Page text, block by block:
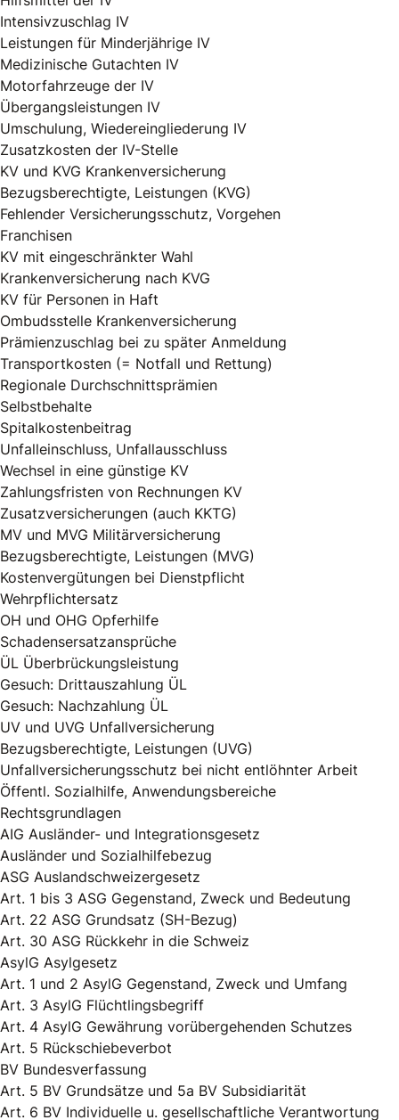
Intensivzuschlag IV
Leistungen für Minderjährige IV
Medizinische Gutachten IV
Motorfahrzeuge der IV
Übergangsleistungen IV
Umschulung, Wiedereingliederung IV
Zusatzkosten der IV-Stelle
KV und KVG Krankenversicherung
Bezugsberechtigte, Leistungen (KVG)
Fehlender Versicherungsschutz, Vorgehen
Franchisen
KV mit eingeschränkter Wahl
Krankenversicherung nach KVG
KV für Personen in Haft
Ombudsstelle Krankenversicherung
Prämienzuschlag bei zu später Anmeldung
Transportkosten (= Notfall und Rettung)
Regionale Durchschnittsprämien
Selbstbehalte
Spitalkostenbeitrag
Unfalleinschluss, Unfallausschluss
Wechsel in eine günstige KV
Zahlungsfristen von Rechnungen KV
Zusatzversicherungen (auch KKTG)
MV und MVG Militärversicherung
Bezugsberechtigte, Leistungen (MVG)
Kostenvergütungen bei Dienstpflicht
Wehrpflichtersatz
OH und OHG Opferhilfe
Schadensersatzansprüche
ÜL Überbrückungsleistung
Gesuch: Drittauszahlung ÜL
Gesuch: Nachzahlung ÜL
UV und UVG Unfallversicherung
Bezugsberechtigte, Leistungen (UVG)
Unfallversicherungsschutz bei nicht entlöhnter Arbeit
Öffentl. Sozialhilfe, Anwendungsbereiche
Rechtsgrundlagen
AIG Ausländer- und Integrationsgesetz
Ausländer und Sozialhilfebezug
ASG Auslandschweizergesetz
Art. 1 bis 3 ASG Gegenstand, Zweck und Bedeutung
Art. 22 ASG Grundsatz (SH-Bezug)
Art. 30 ASG Rückkehr in die Schweiz
AsylG Asylgesetz
Art. 1 und 2 AsylG Gegenstand, Zweck und Umfang
Art. 3 AsylG Flüchtlingsbegriff
Art. 4 AsylG Gewährung vorübergehenden Schutzes
Art. 5 Rückschiebeverbot
BV Bundesverfassung
Art. 5 BV Grundsätze und 5a BV Subsidiarität
Art. 6 BV Individuelle u. gesellschaftliche Verantwortung